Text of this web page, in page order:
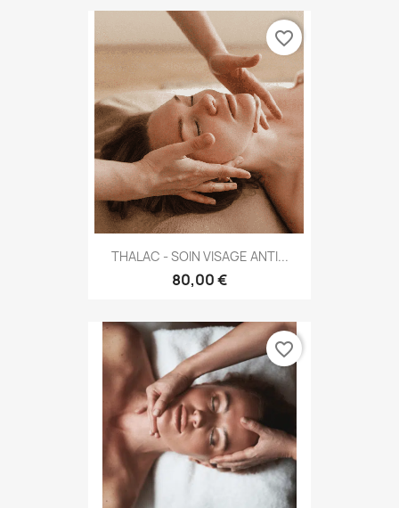
THALAC - SOIN VISAGE ANTI...
80,00 €
favorite_border
favorite_border